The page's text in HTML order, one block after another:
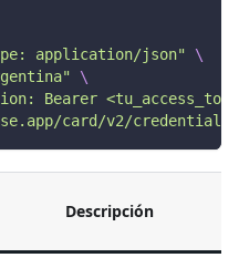
application/json"
\
\
Bearer
card/v2/credentials'
Descripción